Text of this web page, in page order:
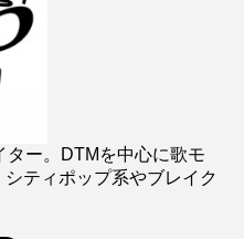
ー。DTMを中心に歌モ
ティポップ系やブレイク